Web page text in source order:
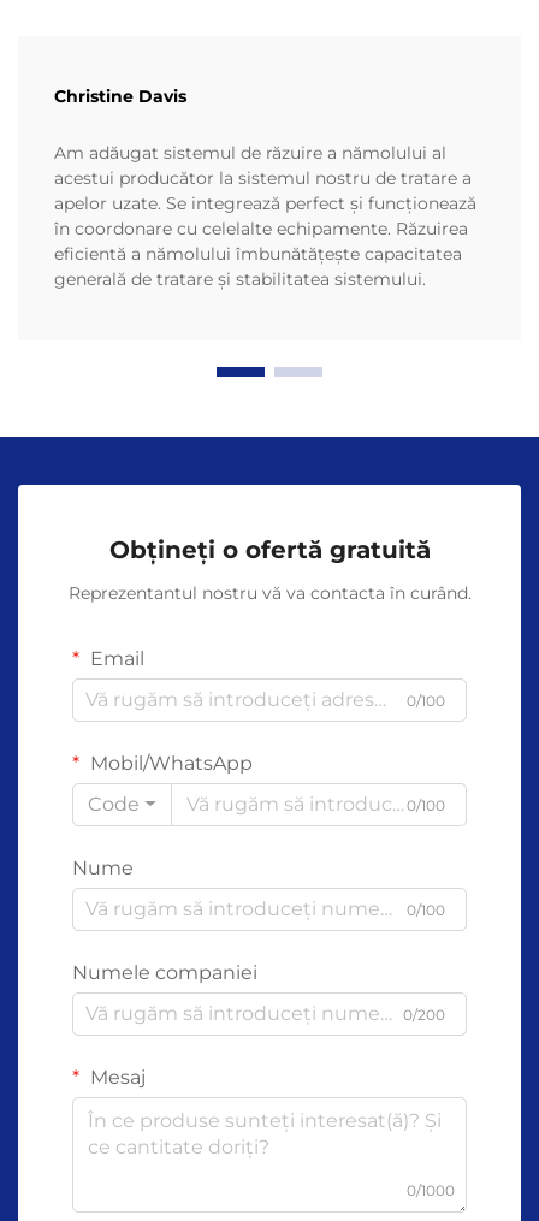
Christine Davis
Am adăugat sistemul de răzuire a nămolului al
acestui producător la sistemul nostru de tratare a
apelor uzate. Se integrează perfect și funcționează
în coordonare cu celelalte echipamente. Răzuirea
eficientă a nămolului îmbunătățește capacitatea
generală de tratare și stabilitatea sistemului.
Obțineți o ofertă gratuită
Reprezentantul nostru vă va contacta în curând.
Email
0/100
Mobil/WhatsApp
Code
0/100
Nume
0/100
Numele companiei
0/200
Mesaj
0/1000